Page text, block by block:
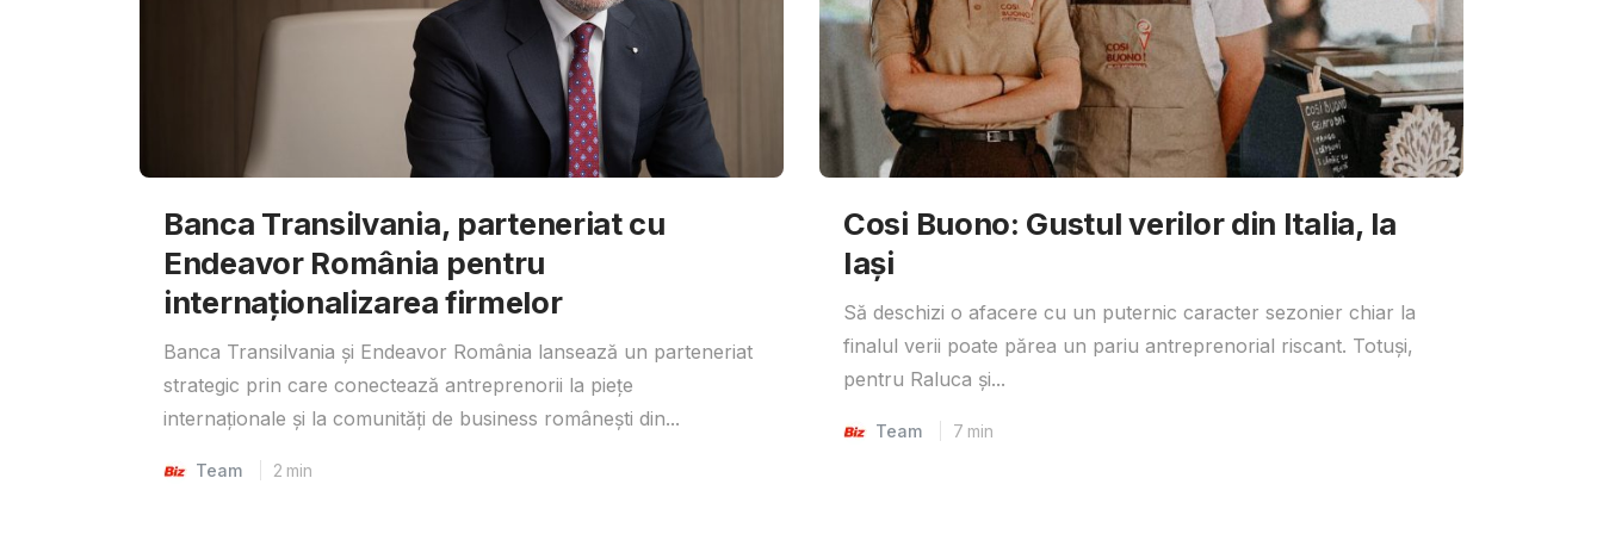
Banca Transilvania, parteneriat cu
Endeavor România pentru
internaționalizarea firmelor
Banca Transilvania și Endeavor România lansează un parteneriat
strategic prin care conectează antreprenorii la piețe
internaționale și la comunități de business românești din...
Team 2 min
Cosi Buono: Gustul verilor din Italia, la
Iași
Să deschizi o afacere cu un puternic caracter sezonier chiar la
finalul verii poate părea un pariu antreprenorial riscant. Totuși,
pentru Raluca și...
Team 7 min